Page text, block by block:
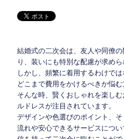
結婚式の二次会は、友人や同僚
り、装いにも特別な配慮が求めら
しかし、頻繁に着用するわけで
どこまで費用をかけるべきか悩む
そんな時、賢くおしゃれを楽し
ルドレスが注目されています。
デザインや色選びのポイント、
流れや安心できるサービスにつ